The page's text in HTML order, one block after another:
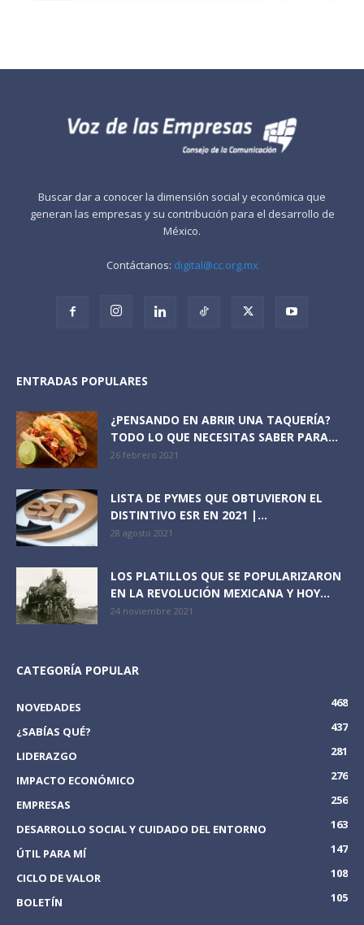
Buscar dar a conocer la dimensión social y económica que
generan las empresas y su contribución para el desarrollo de
México.
Contáctanos: digital@cc.org.mx
ENTRADAS POPULARES
¿PENSANDO EN ABRIR UNA TAQUERÍA?
TODO LO QUE NECESITAS SABER PARA...
26 febrero 2021
LISTA DE PYMES QUE OBTUVIERON EL
DISTINTIVO ESR EN 2021 |...
28 agosto 2021
LOS PLATILLOS QUE SE POPULARIZARON
EN LA REVOLUCIÓN MEXICANA Y HOY...
24 noviembre 2021
CATEGORÍA POPULAR
NOVEDADES
468
¿SABÍAS QUÉ?
437
LIDERAZGO
281
IMPACTO ECONÓMICO
276
EMPRESAS
256
DESARROLLO SOCIAL Y CUIDADO DEL ENTORNO
163
ÚTIL PARA MÍ
147
CICLO DE VALOR
108
BOLETÍN
105